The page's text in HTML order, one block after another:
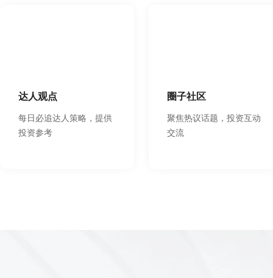
达人观点
每日必追达人策略，提供
投资参考
圈子社区
聚焦热议话题，投资互动
交流